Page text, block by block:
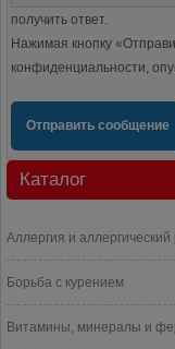
получить ответ.
Нажимая кнопку
конфиденциальности,
Отправить сообщение
Каталог
Аллергия и аллергический
Борьба с курением
Витамины, минералы и